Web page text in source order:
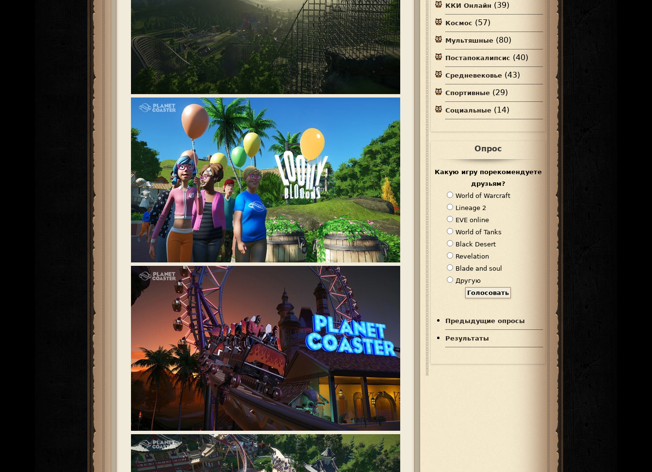
ККИ Онлайн (39)
Космос (57)
Мультяшные (80)
Постапокалипсис (40)
Средневековье (43)
Спортивные (29)
Социальные (14)
Опрос
Какую игру порекомендуете
друзьям?
В
а
р
и
а
н
т
ы
World of Warcraft
Lineage 2
EVE online
World of Tanks
Black Desert
Revelation
Blade and soul
Другую
Предыдущие опросы
Результаты